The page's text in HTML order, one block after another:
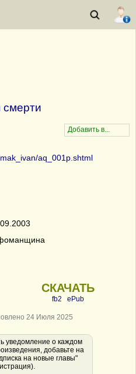
смерти
aq_001p.shtml
СКАЧАТЬ
fb2 ePub
24 Июля 2025
уведомление о каждом
добавьте на
на новые главы"